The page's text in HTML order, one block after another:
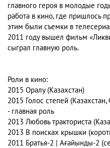
главного героя в молодые
работа в кино, где пришлось
этим были съемки в
2011 году вышел фильм
сыграл главную роль.
Роли в кино:
2015 Оралу (Казахстан)
2015 Голос степей
- главная роль
2013 Любовь тракториста
2013 В поисках крышки
2011 Братья-2 | Ағайынды-2